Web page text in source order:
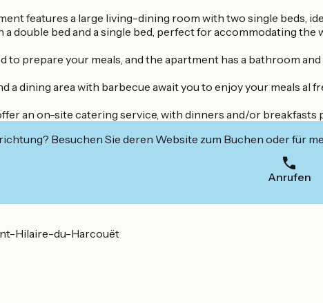
features a large living-dining room with two single beds,
a double bed and a single bed, perfect for accommodating
to prepare your meals, and the apartment has a bathroom
a dining area with barbecue await you to enjoy your meals
an on-site catering service, with dinners and/or breakfasts
Besuchen Sie deren Website zum Buchen oder für
Anrufen
Hilaire-du-Harcouët